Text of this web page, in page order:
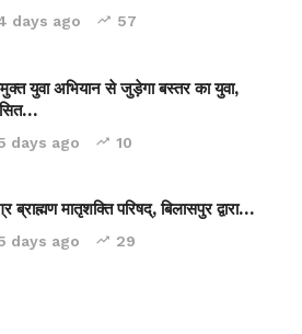
days ago 57
युवा अभियान से जुड़ेगा बस्तर का युवा,
days ago 10
ब्राह्मण मातृशक्ति परिषद्, बिलासपुर द्वारा…
days ago 29